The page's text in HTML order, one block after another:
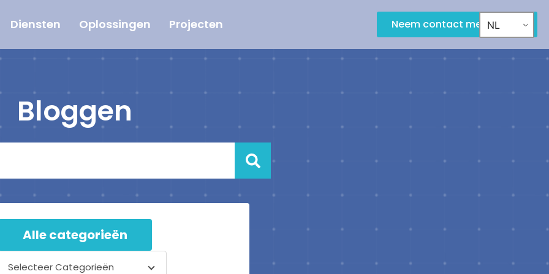
Diensten Oplossingen Projecten Neem contact met ons op
NL
Bloggen
Alle categorieën
Selecteer Categorieën